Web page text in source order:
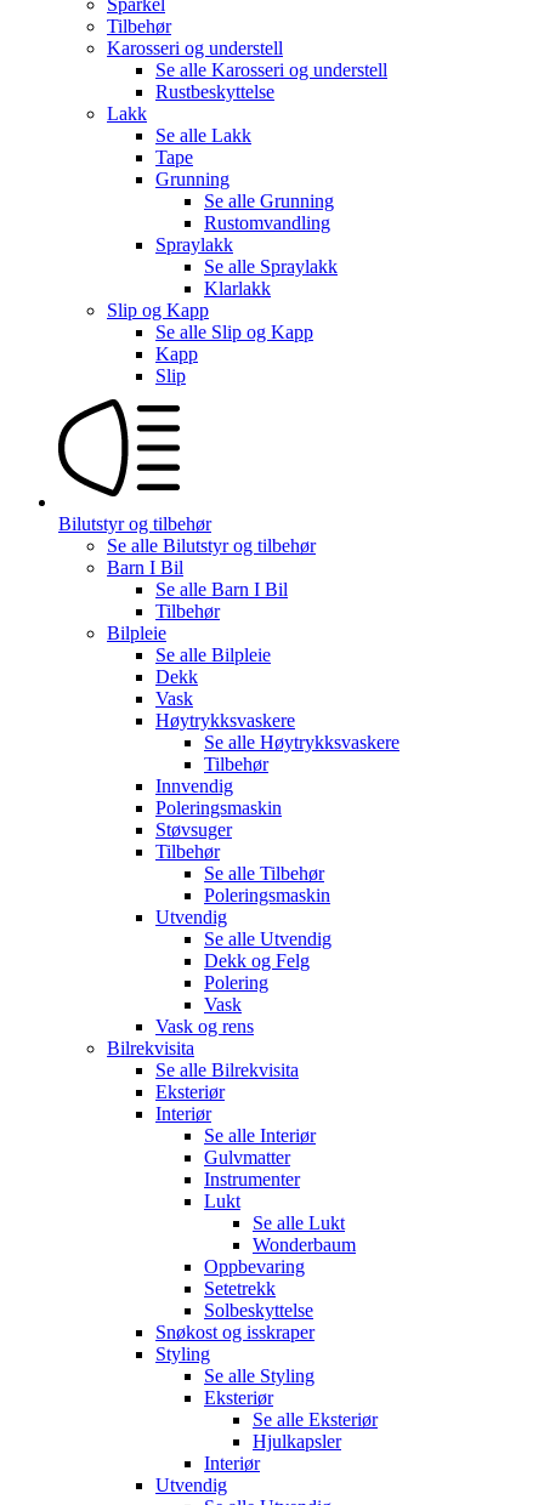
Tilbehør
Karosseri og understell
Se alle Karosseri og understell
Rustbeskyttelse
Lakk
Se alle Lakk
Tape
Grunning
Se alle Grunning
Rustomvandling
Spraylakk
Se alle Spraylakk
Klarlakk
Slip og Kapp
Se alle Slip og Kapp
Kapp
Slip
Bilutstyr og tilbehør
Se alle Bilutstyr og tilbehør
Barn I Bil
Se alle Barn I Bil
Tilbehør
Bilpleie
Se alle Bilpleie
Dekk
Vask
Høytrykksvaskere
Se alle Høytrykksvaskere
Tilbehør
Innvendig
Poleringsmaskin
Støvsuger
Tilbehør
Se alle Tilbehør
Poleringsmaskin
Utvendig
Se alle Utvendig
Dekk og Felg
Polering
Vask
Vask og rens
Bilrekvisita
Se alle Bilrekvisita
Eksteriør
Interiør
Se alle Interiør
Gulvmatter
Instrumenter
Lukt
Se alle Lukt
Wonderbaum
Oppbevaring
Setetrekk
Solbeskyttelse
Snøkost og isskraper
Styling
Se alle Styling
Eksteriør
Se alle Eksteriør
Hjulkapsler
Interiør
Utvendig